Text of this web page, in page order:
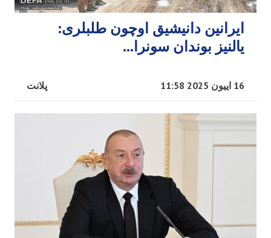
ایرانین دانیشیق اوچون طلبلری:
یالنیز بوندان سونرا…
پلانت 16 اییون 2025 11:58